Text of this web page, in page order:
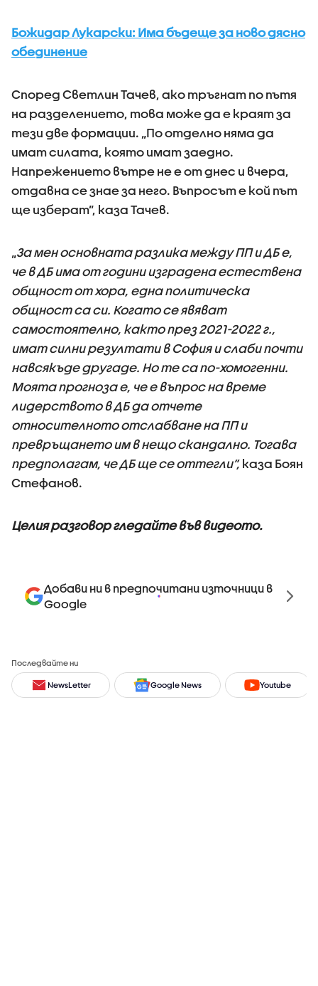
Божидар Лукарски: Има бъдеще за ново дясно
обединение
Според Светлин Тачев, ако тръгнат по пътя
на разделението, това може да е краят за
тези две формации. „По отделно няма да
имат силата, която имат заедно.
Напрежението вътре не е от днес и вчера,
отдавна се знае за него. Въпросът е кой път
ще изберат”, каза Тачев.
„За мен основната разлика между ПП и ДБ е,
че в ДБ има от години изградена естествена
общност от хора, една политическа
общност са си. Когато се явяват
самостоятелно, както през 2021-2022 г.,
имат силни резултати в София и слаби почти
навсякъде другаде. Но те са по-хомогенни.
Моята прогноза е, че е въпрос на време
лидерството в ДБ да отчете
относителното отслабване на ПП и
превръщането им в нещо скандално. Тогава
предполагам, че ДБ ще се оттегли”, каза Боян
Стефанов.
Целия разговор гледайте във видеото.
Добави ни в предпочитани източници в
Google
Последвайте ни
NewsLetter Google News Youtube